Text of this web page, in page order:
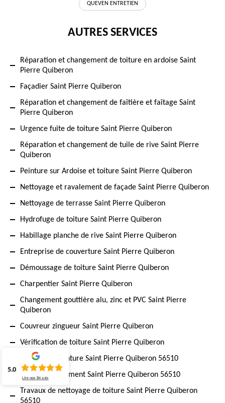
QUEVEN ENTRETIEN
AUTRES SERVICES
Réparation et changement de toiture en ardoise Saint
Pierre Quiberon
Façadier Saint Pierre Quiberon
Réparation et changement de faîtière et faîtage Saint
Pierre Quiberon
Urgence fuite de toiture Saint Pierre Quiberon
Réparation et changement de tuile de rive Saint Pierre
Quiberon
Peinture sur Ardoise et toiture Saint Pierre Quiberon
Nettoyage et ravalement de façade Saint Pierre Quiberon
Nettoyage de terrasse Saint Pierre Quiberon
Hydrofuge de toiture Saint Pierre Quiberon
Habillage planche de rive Saint Pierre Quiberon
Entreprise de couverture Saint Pierre Quiberon
Démoussage de toiture Saint Pierre Quiberon
Charpentier Saint Pierre Quiberon
Changement gouttière alu, zinc et PVC Saint Pierre
Quiberon
Couvreur zingueur Saint Pierre Quiberon
Vérification de toiture Saint Pierre Quiberon
Société de peinture Saint Pierre Quiberon 56510
Peintre en bâtiment Saint Pierre Quiberon 56510
Travaux de nettoyage de toiture Saint Pierre Quiberon
56510
5.0
Lire nos84 avis